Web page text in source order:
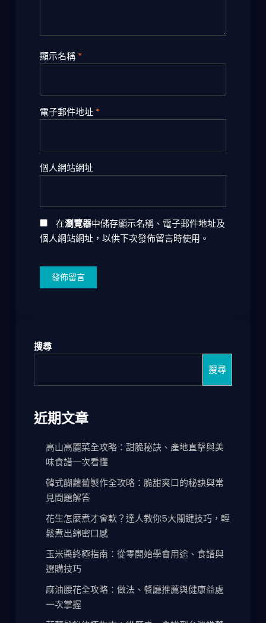
顯示名稱 *
電子郵件地址 *
個人網站網址
在瀏覽器中儲存顯示名稱、電子郵件地址及
個人網站網址，以供下次發佈留言時使用。
搜尋
搜尋
近期文章
高山高麗菜全攻略：甜脆秘訣、產地直擊與美
味食譜一次看懂
韓式醐蘿蔔製作全攻略：脆甜爽口的秘訣與常
見問題解答
花生怎麼煮才會軟？達人教你5大關鍵技巧，輕
鬆煮出綿密口感
玉米醬終極指南：從零開始學會用途、食譜與
選購技巧
麻油腰花全攻略：做法、餐廳推薦與健康益處
一次掌握